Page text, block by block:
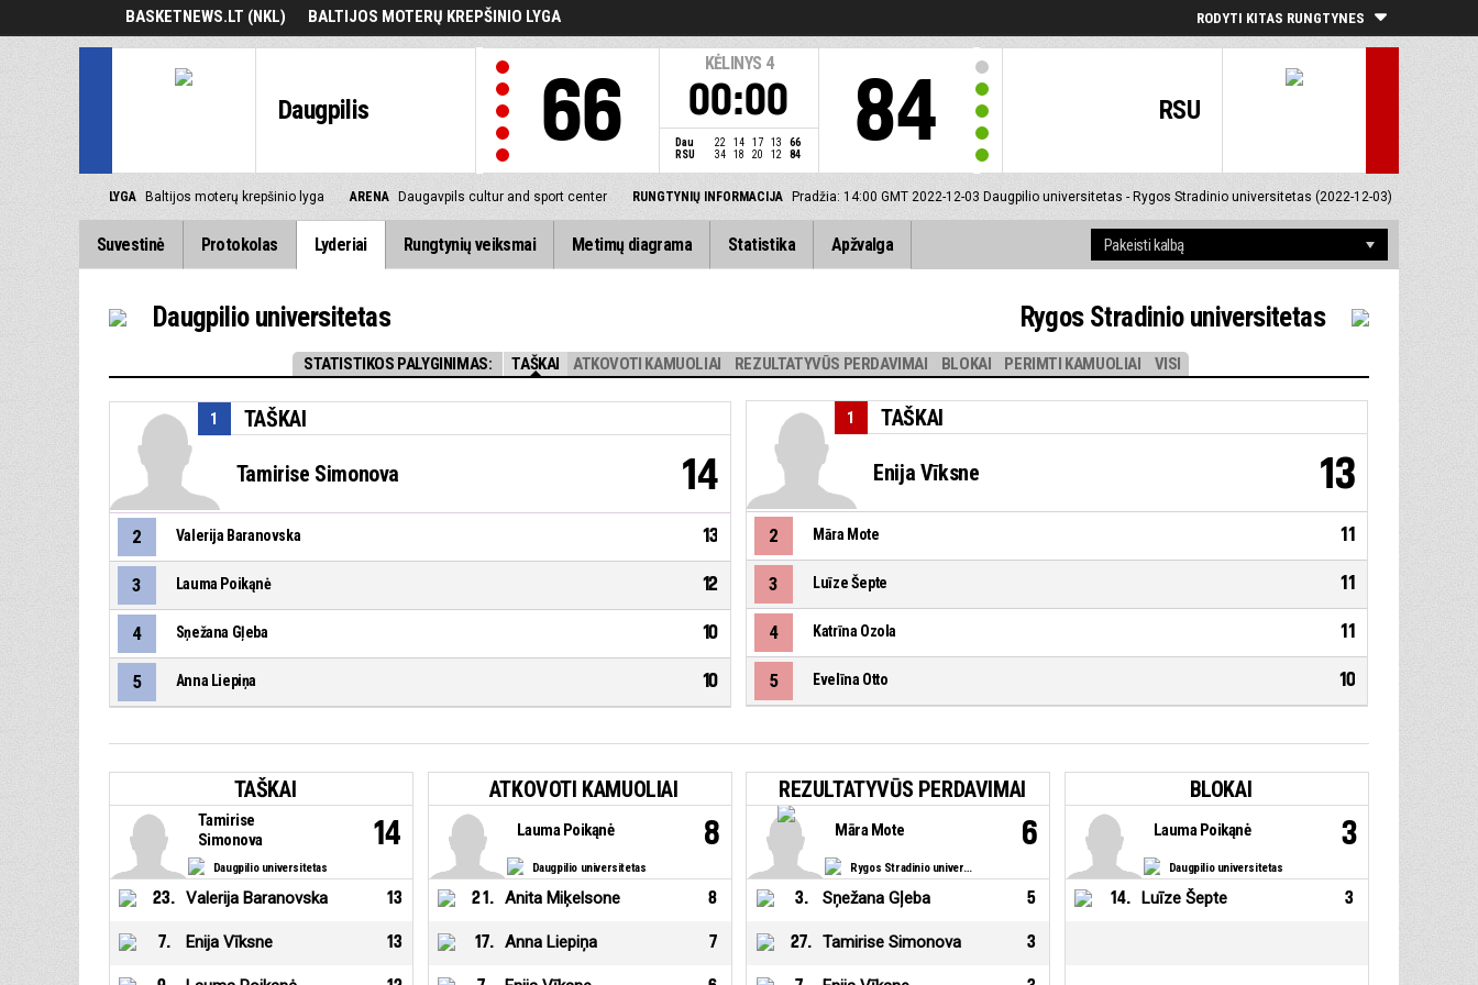
BASKETNEWS.LT (NKL) BALTIJOS MOTERŲ KREPŠINIO LYGA RODYTI KITAS RUNGTYNES
Daugpilis 66
KĖLINYS 4
00:00
Dau 22 14 17 13
66
RSU
34 18 20 12 84
RSU
84
LYGA Baltijos moterų krepšinio lyga ARENA Daugavpils cultur and sport center RUNGTYNIŲ INFORMACIJA Pradžia: 14:00 GMT 2022-12-03 Daugpilio universitetas - Rygos Stradinio universitetas (2022-12-03)
Suvestinė Protokolas Lyderiai Rungtynių veiksmai Metimų diagrama Statistika Apžvalga
STATISTIKOS PALYGINIMAS: TAŠKAI ATKOVOTI KAMUOLIAI REZULTATYVŪS PERDAVIMAI BLOKAI PERIMTI KAMUOLIAI VISI
Daugpilio universitetas
TAŠKAI
1
Tamirise Simonova 14
2 Valerija Baranovska 13
3 Lauma Poikąnė 12
4 Sņežana Gļeba 10
5 Anna Liepiņa 10
Rygos Stradinio universitetas
TAŠKAI
1
Enija Vīksne 13
2 Māra Mote 11
3 Luīze Šepte 11
4 Katrīna Ozola 11
5 Evelīna Otto 10
TAŠKAI
Daugpilio universitetas
Tamirise
Simonova
14
23. Valerija Baranovska 13
7. Enija Vīksne 13
ATKOVOTI KAMUOLIAI
Daugpilio universitetas
Lauma Poikąnė 8
21 . Anita Miķelsone 8
17. Anna Liepiņa 7
REZULTATYVŪS PERDAVIMAI
Rygos Stradinio universitetas
Māra Mote 6
3. Sņežana Gļeba 5
27. Tamirise Simonova 3
BLOKAI
Daugpilio universitetas
Lauma Poikąnė 3
14. Luīze Šepte 3